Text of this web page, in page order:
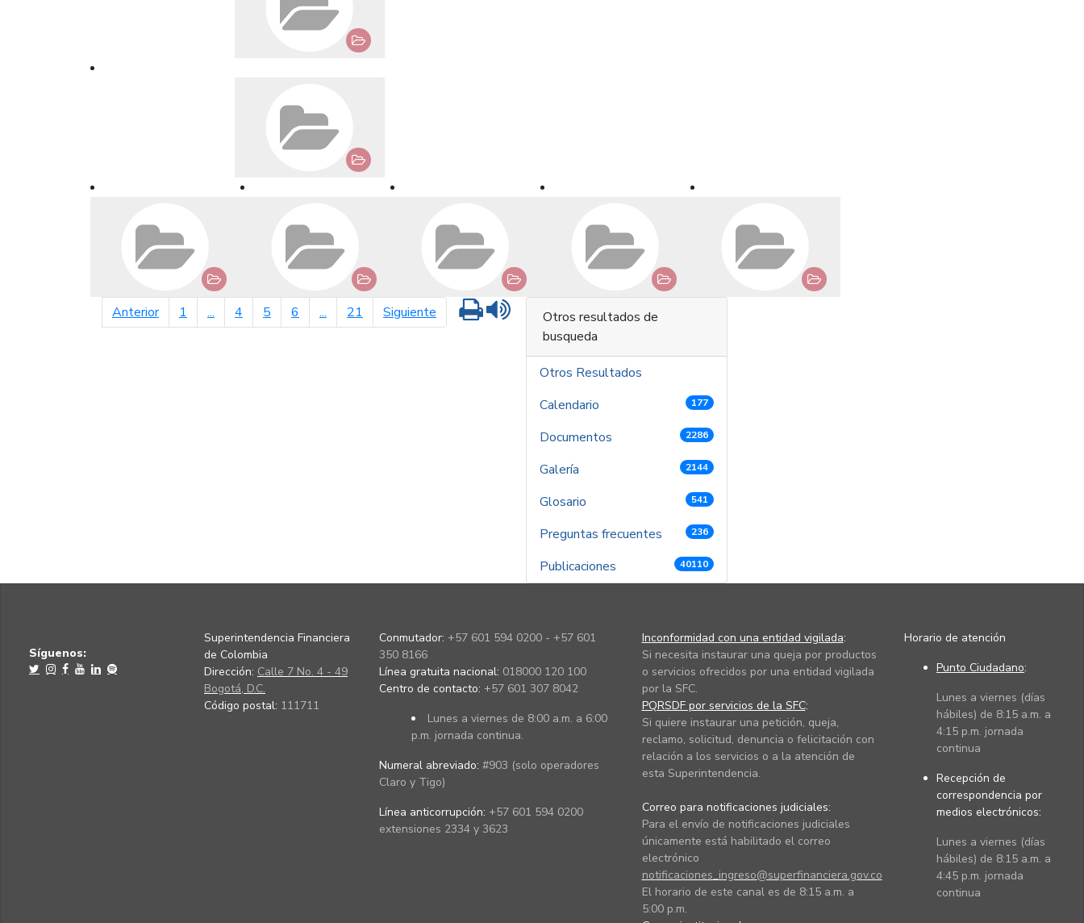
Anteriorpágina anterior
1 ... 4 5 6 ... 21 Siguientepágina siguiente
Imprimir
Otros resultados de
busqueda
Otros Resultados
Calendario
177
Documentos 2286
Galería 2144
Glosario 541
Preguntas frecuentes 236
Publicaciones 40110
Síguenos:
Superintendencia Financiera
de Colombia
Dirección: Calle 7 No. 4 - 49
Bogotá, D.C.
Código postal: 111711
Conmutador: +57 601 594 0200 - +57 601
350 8166
Línea gratuita nacional: 018000 120 100
Centro de contacto: +57 601 307 8042
Lunes a viernes de 8:00 a.m. a 6:00
p.m. jornada continua.
Numeral abreviado: #903 (solo operadores
Claro y Tigo)
Línea anticorrupción: +57 601 594 0200
extensiones 2334 y 3623
Inconformidad con una entidad vigilada:
Si necesita instaurar una queja por productos
o servicios ofrecidos por una entidad vigilada
por la SFC.
PQRSDF por servicios de la SFC:
Si quiere instaurar una petición, queja,
reclamo, solicitud, denuncia o felicitación con
relación a los servicios o a la atención de
esta Superintendencia.
Correo para notificaciones judiciales:
Para el envío de notificaciones judiciales
únicamente está habilitado el correo
electrónico
notificaciones_ingreso@superfinanciera.gov.co
El horario de este canal es de 8:15 a.m. a
5:00 p.m.
Horario de atención
Punto Ciudadano:
Lunes a viernes (días
hábiles) de 8:15 a.m. a
4:15 p.m. jornada
continua
Recepción de
correspondencia por
medios electrónicos:
Lunes a viernes (días
hábiles) de 8:15 a.m. a
4:45 p.m. jornada
continua